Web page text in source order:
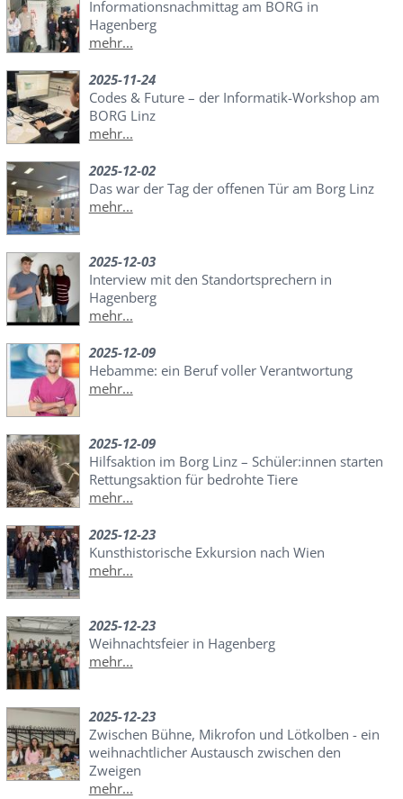
Informationsnachmittag am BORG in
Hagenberg
mehr...
2025-11-24
Codes & Future – der Informatik-Workshop am
BORG Linz
mehr...
2025-12-02
Das war der Tag der offenen Tür am Borg Linz
mehr...
2025-12-03
Interview mit den Standortsprechern in
Hagenberg
mehr...
2025-12-09
Hebamme: ein Beruf voller Verantwortung
mehr...
2025-12-09
Hilfsaktion im Borg Linz – Schüler:innen starten
Rettungsaktion für bedrohte Tiere
mehr...
2025-12-23
Kunsthistorische Exkursion nach Wien
mehr...
2025-12-23
Weihnachtsfeier in Hagenberg
mehr...
2025-12-23
Zwischen Bühne, Mikrofon und Lötkolben - ein
weihnachtlicher Austausch zwischen den
Zweigen
mehr...